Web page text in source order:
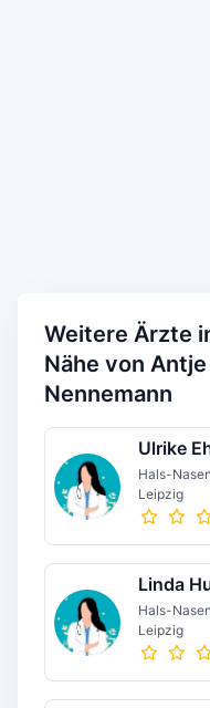
Weitere Ärzte
Nähe von Antje
Nennemann
Ulrike
Hals-
Leipzig
Linda
Hals-
Leipzig